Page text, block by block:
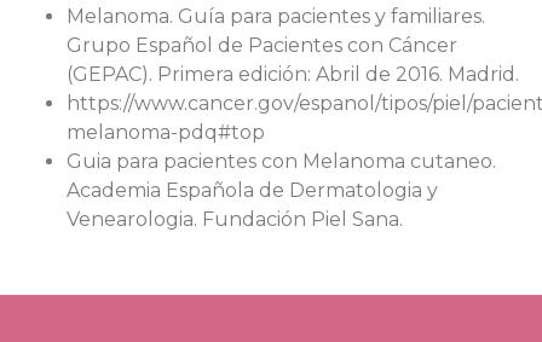
Melanoma. Guía para pacientes y familiares.
Grupo Español de Pacientes con Cáncer
(GEPAC). Primera edición: Abril de 2016. Madrid.
https://www.cancer.gov/espanol/tipos/piel/
melanoma-pdq#top
Guia para pacientes con Melanoma cutaneo.
Academia Española de Dermatologia y
Venearologia. Fundación Piel Sana.